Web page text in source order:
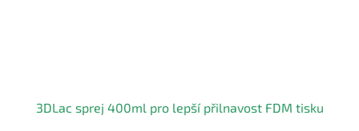
3DLac sprej 400ml pro lepší přilnavost FDM tisku